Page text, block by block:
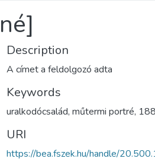
Description
A címet a feldolgozó adta
Keywords
uralkodócsalád, műtermi portré,
URI
https://bea.fszek.hu/handle/